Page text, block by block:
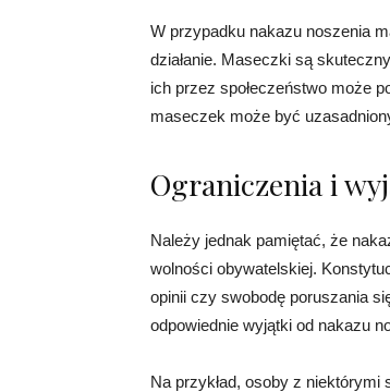
W przypadku nakazu noszenia
działanie. Maseczki są
ich przez społeczeństwo może
maseczek może być
Ograniczenia i
Należy jednak pamiętać, że
wolności obywatelskiej.
opinii czy swobodę poruszania
odpowiednie wyjątki od nakazu
Na przykład, osoby z